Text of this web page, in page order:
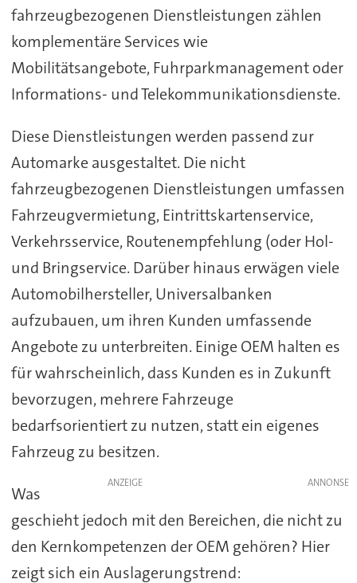
fahrzeugbezogenen Dienstleistungen zählen
komplementäre Services wie
Mobilitätsangebote, Fuhrparkmanagement oder
Informations- und Telekommunikationsdienste.
Diese Dienstleistungen werden passend zur
Automarke ausgestaltet. Die nicht
fahrzeugbezogenen Dienstleistungen umfassen
Fahrzeugvermietung, Eintrittskartenservice,
Verkehrsservice, Routenempfehlung (oder Hol-
und Bringservice. Darüber hinaus erwägen viele
Automobilhersteller, Universalbanken
aufzubauen, um ihren Kunden umfassende
Angebote zu unterbreiten. Einige OEM halten es
für wahrscheinlich, dass Kunden es in Zukunft
bevorzugen, mehrere Fahrzeuge
bedarfsorientiert zu nutzen, statt ein eigenes
Fahrzeug zu besitzen.
ANZEIGE
Was
geschieht jedoch mit den Bereichen, die nicht zu
den Kernkompetenzen der OEM gehören? Hier
zeigt sich ein Auslagerungstrend: